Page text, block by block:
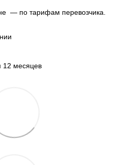
— по тарифам перевозчика.
12 месяцев